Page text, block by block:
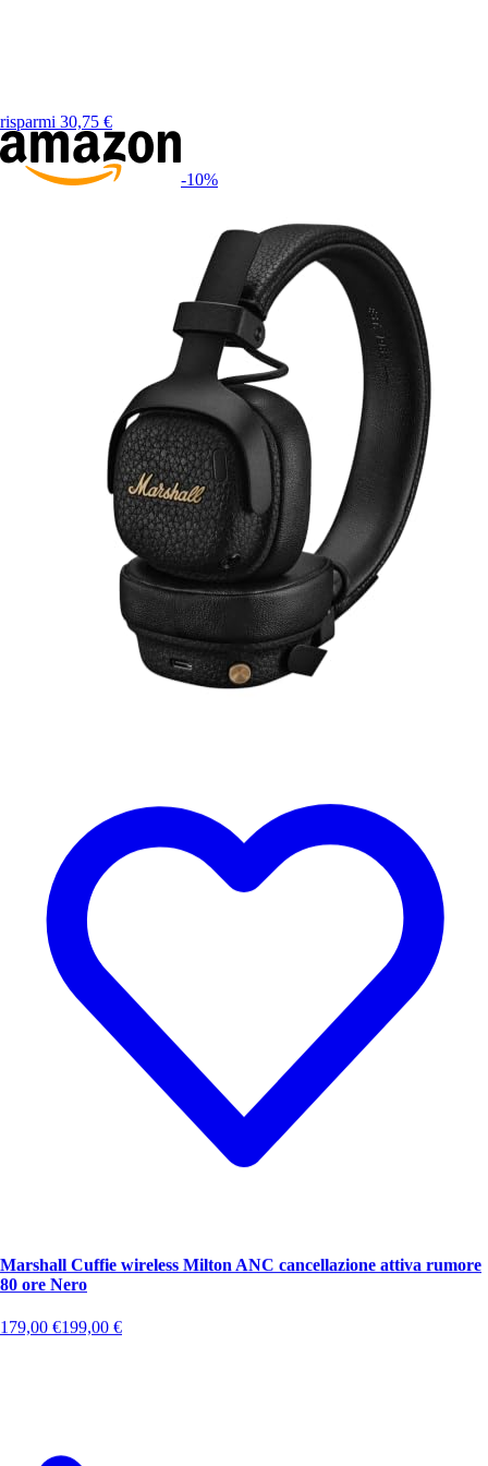
risparmi 30,75 €
-10%
Marshall Cuffie wireless Milton ANC cancellazione attiva rumore
80 ore Nero
179,00€199,00€